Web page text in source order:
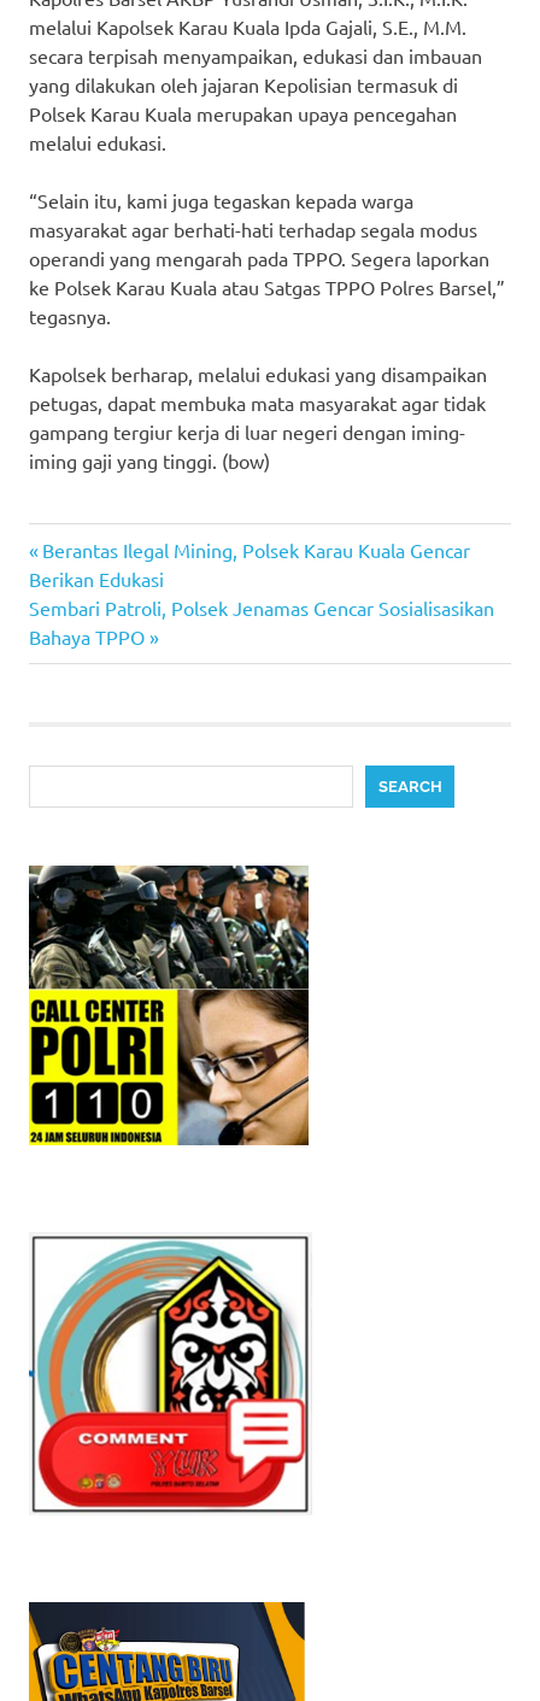
melalui Kapolsek Karau Kuala Ipda Gajali, S.E., M.M.
secara terpisah menyampaikan, edukasi dan imbauan
yang dilakukan oleh jajaran Kepolisian termasuk di
Polsek Karau Kuala merupakan upaya pencegahan
melalui edukasi.
“Selain itu, kami juga tegaskan kepada warga
masyarakat agar berhati-hati terhadap segala modus
operandi yang mengarah pada TPPO. Segera laporkan
ke Polsek Karau Kuala atau Satgas TPPO Polres Barsel,”
tegasnya.
Kapolsek berharap, melalui edukasi yang disampaikan
petugas, dapat membuka mata masyarakat agar tidak
gampang tergiur kerja di luar negeri dengan iming-
iming gaji yang tinggi. (bow)
Post
navigation
Previous
Post:
Berantas Ilegal Mining, Polsek Karau Kuala Gencar
Berikan Edukasi
Next
Post:
Sembari Patroli, Polsek Jenamas Gencar Sosialisasikan
Bahaya TPPO
SEARCH